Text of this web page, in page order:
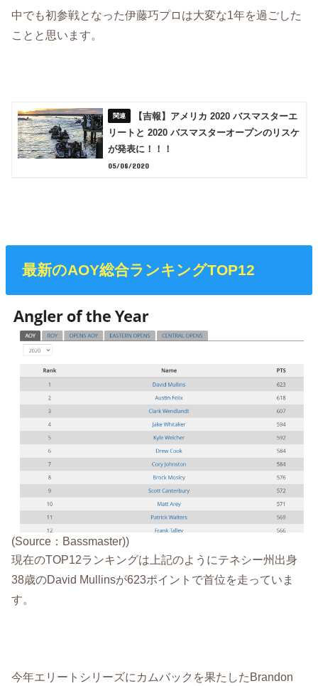
中でも初参戦となった伊藤巧プロは大変な1年を過ごした
ことと思います。
【吉報】アメリカ 2020 バスマスターエ
リートと 2020 バスマスターオープンのリスケ
が発表に！！！
05/08/2020
最新のAOY総合ランキングTOP12
(Source：Bassmaster))
現在のTOP12ランキングは上記のようにテネシー州出身
38歳のDavid Mullinsが623ポイントで首位を走っていま
す。
今年エリートシリーズにカムバックを果たしたBrandon